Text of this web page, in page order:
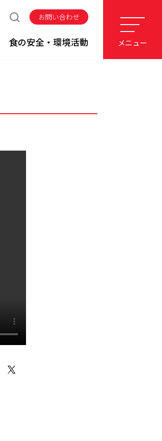
お問い合わせ
食の安全・環境活動 メニュー